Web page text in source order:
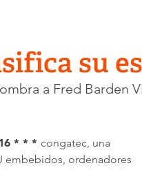
su
a Fred Barden
* * * congatec, una
embebidos, ordenadores